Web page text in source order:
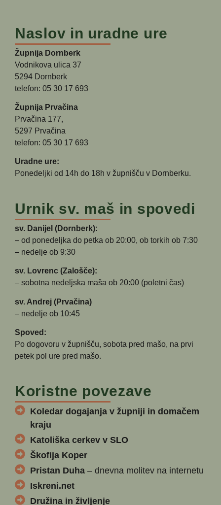
Naslov in uradne ure
Župnija Dornberk
Vodnikova ulica 37
5294 Dornberk
telefon: 05 30 17 693
Župnija Prvačina
Prvačina 177,
5297 Prvačina
telefon: 05 30 17 693
Uradne ure:
Ponedeljki od 14h do 18h v župnišču v Dornberku.
Urnik sv. maš in spovedi
sv. Danijel (Dornberk):
– od ponedeljka do petka ob 20:00, ob torkih ob 7:30
– nedelje ob 9:30
sv. Lovrenc (Zalošče):
– sobotna nedeljska maša ob 20:00 (poletni čas)
sv. Andrej (Prvačina)
– nedelje ob 10:45
Spoved:
Po dogovoru v župnišču, sobota pred mašo, na prvi
petek pol ure pred mašo.
Koristne povezave
Koledar dogajanja v župniji in domačem
kraju
Katoliška cerkev v SLO
Škofija Koper
Pristan Duha – dnevna molitev na internetu
Iskreni.net
Družina in življenje